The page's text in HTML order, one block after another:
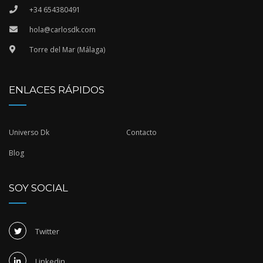
+34 654380491
hola@carlosdk.com
Torre del Mar (Málaga)
ENLACES RÁPIDOS
Universo Dk Contacto
Blog
SOY SOCIAL
Twitter